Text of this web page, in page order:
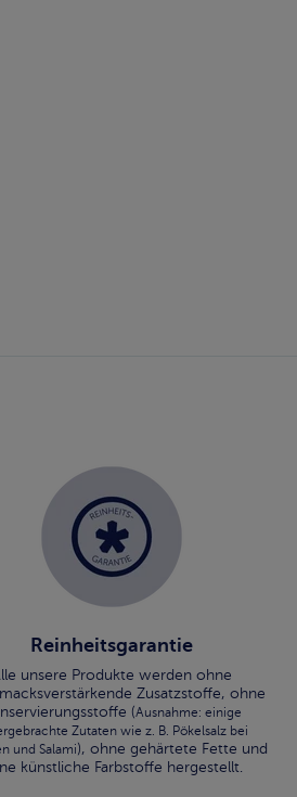
Reinheitsgarantie
unsere Produkte werden ohne
Zusatzstoffe, ohne
(Ausnahme: einige
Zutaten wie z. B. Pökelsalz bei
und Salami), ohne gehärtete Fette und
künstliche Farbstoffe hergestellt.